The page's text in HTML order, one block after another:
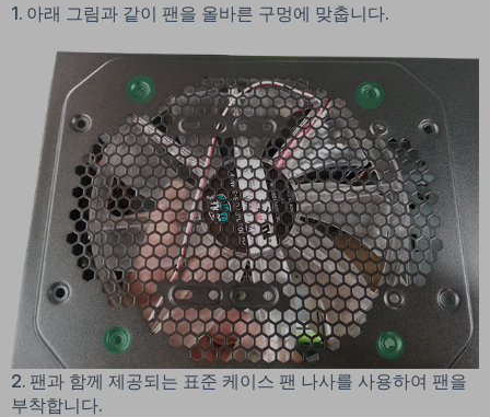
1. 아래 그림과 같이 팬을 올바른 구멍에 맞춥니다.
2. 팬과 함께 제공되는 표준 케이스 팬 나사를 사용하여 팬을
부착합니다.